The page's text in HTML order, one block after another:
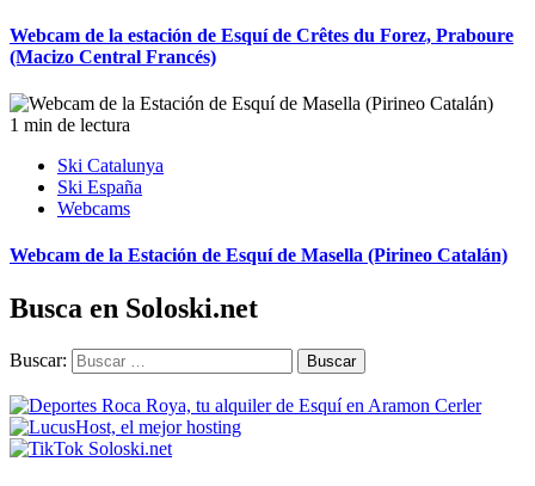
Webcam de la estación de Esquí de Crêtes du Forez, Praboure
(Macizo Central Francés)
1 min de lectura
Ski Catalunya
Ski España
Webcams
Webcam de la Estación de Esquí de Masella (Pirineo Catalán)
Busca en Soloski.net
Buscar: